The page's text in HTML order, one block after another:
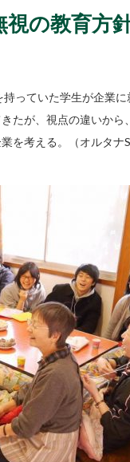
の教育方
っていた学生が企業
たが、視点の違いか
を考える。（オルタナ